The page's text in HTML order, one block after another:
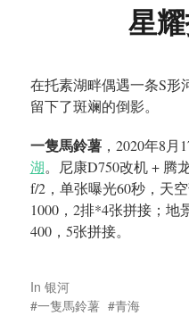
星
在托素湖畔偶遇一条S形
留下了斑斓的倒影。
一隻馬鈴薯，2020年8月
湖。尼康D750改机 + 腾
f/2，单张曝光60秒，天
1000，2排*4张拼接；地
400，5张拼接。
In 银河
一隻馬鈴薯
青海